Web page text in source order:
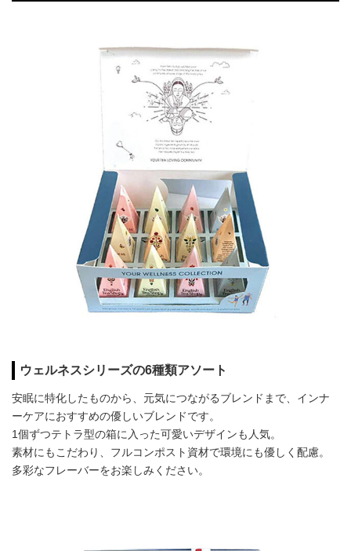
ウェルネスシリーズの6種類アソート
安眠に特化したものから、元気につながるブレンドまで、インナ
ーケアにおすすめの優しいブレンドです。
1個ずつテトラ型の箱に入った可愛いデザインも人気。
素材にもこだわり、フルコンポスト資材で環境にも優しく配慮。
多彩なフレーバーをお楽しみください。